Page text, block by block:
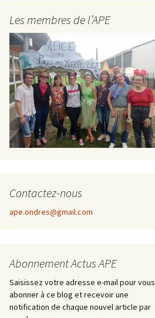
Les membres de l’APE
Contactez-nous
ape.ondres@gmail.com
Abonnement Actus APE
Saisissez votre adresse e-mail pour vous
abonner à ce blog et recevoir une
notification de chaque nouvel article par